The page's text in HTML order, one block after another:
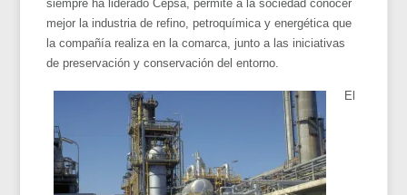
siempre ha liderado Cepsa, permite a la sociedad conocer
mejor la industria de refino, petroquímica y energética que
la compañía realiza en la comarca, junto a las iniciativas
de preservación y conservación del entorno.
El